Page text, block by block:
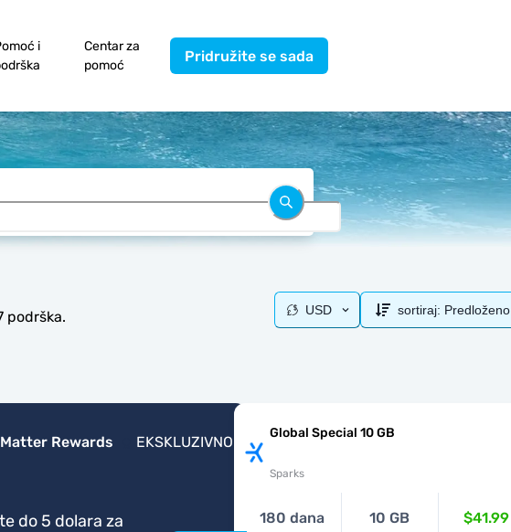
i
Centar za
pomoć
Pridružite se sada
podrška. USD sortiraj: Predloženo
Rewards EKSKLUZIVNO
do 5 dolara za
Global Special 10 GB
Sparks
180 dana 10 GB $41.99